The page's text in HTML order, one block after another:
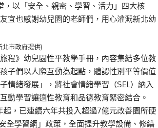
以「安全、親密、學習、活力」四大核
宜也感謝幼兒園的老師們，用心灌溉新北幼
市政府提供)
程》幼兒園性平教學手冊，內容集結多位教
子們以人際互動為起點，體認性別平等價值
情緒發展」，將社會情緒學習（SEL）納入
動學習讓適性教育和品德教育緊密結合。
，已連續六年共投入超過7億元改善園所硬
全學習網」政策，全面提升教學設備、修繕